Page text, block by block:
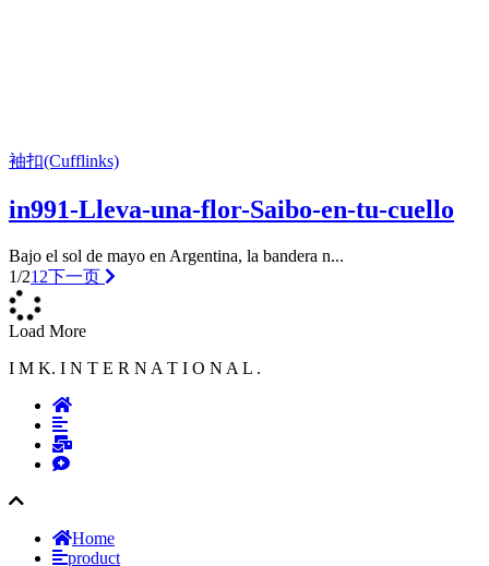
袖扣(Cufflinks)
in991-Lleva-una-flor-Saibo-en-tu-cuello
Bajo el sol de mayo en Argentina, la bandera n...
1/21 2下一页
Load More
I M K. I N T E R N A T I O N A L .
Home
product